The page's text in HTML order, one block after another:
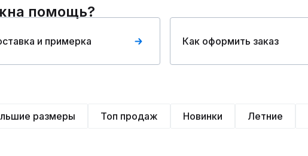
помощь?
и примерка Как оформить заказ
размеры Топ продаж Новинки Летние